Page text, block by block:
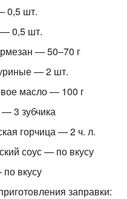
0,5 шт.
0,5 шт.
— 50–70 г
— 2 шт.
масло — 100 г
— 3 зубчика
горчица — 2 ч. л.
соус — по вкусу
вкусу
заправки: